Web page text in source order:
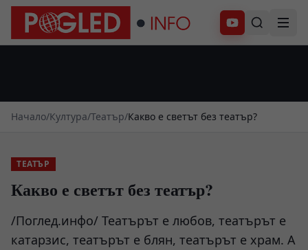
Абонирай се
Начало/Култура/Театър/Какво е светът без театър?
ТЕАТЪР
Какво е светът без театър?
/Поглед.инфо/ Театърът е любов, театърът е
катарзис, театърът е блян, театърът е храм. А